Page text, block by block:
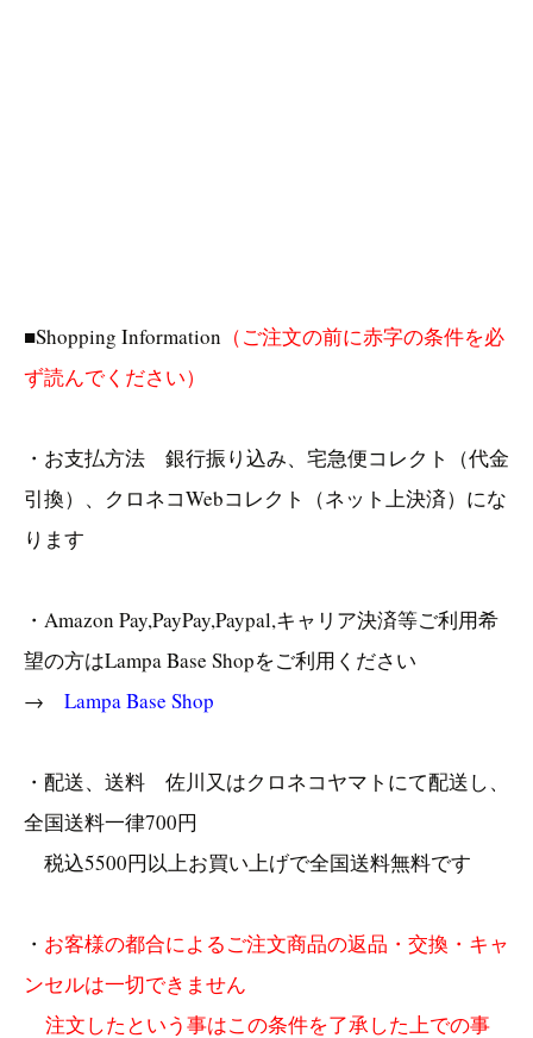
■Shopping Information （ご注文の前に赤字の条件を必
ず読んでください）
・お支払方法 銀行振り込み、宅急便コレクト（代金
引換）、クロネコWebコレクト（ネット上決済）にな
ります
・Amazon Pay,PayPay,Paypal,キャリア決済等ご利用希
望の方はLampa Base Shopをご利用ください
→ Lampa Base Shop
・配送、送料 佐川又はクロネコヤマトにて配送し、
全国送料一律700円
税込5500円以上お買い上げで全国送料無料です
・ お客様の都合によるご注文商品の返品・交換・キャ
ンセルは一切できません
注文したという事はこの条件を了承した上での事